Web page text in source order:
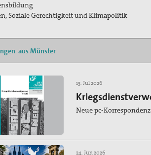
Soziale Gerechtigkeit und Klimapolitik
aus Münster
13. Jul 2026
Neue pc-
24. Jun 2026